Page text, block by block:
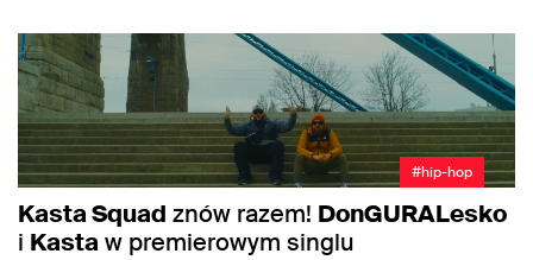
#hip-hop
Kasta Squad znów razem! DonGURALesko
i Kastaw premierowym singlu